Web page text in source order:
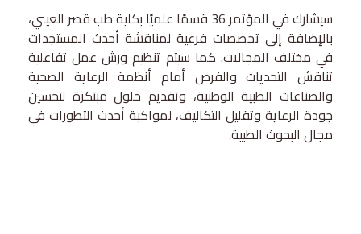
سيشارك في المؤتمر 36 قسمًا علميًا بكلية طب قصر العيني،
بالإضافة إلى تخصصات فرعية لمناقشة أحدث المستجدات
في مختلف المجالات. كما سيتم تنظيم ورش عمل تفاعلية
تناقش التحديات والفرص أمام أنظمة الرعاية الصحية
والصناعات الطبية الوطنية، وتقديم حلول مبتكرة لتحسين
جودة الرعاية وتقليل التكاليف، لمواكبة أحدث التطورات في
مجال البحوث الطبية.